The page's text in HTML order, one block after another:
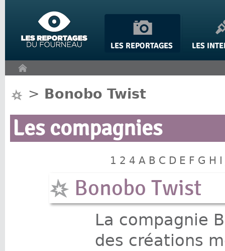
> Bonobo Twist
Les compagnies
1 2 4 A B C D E F G H
Bonobo Twist
La compagnie
des créations